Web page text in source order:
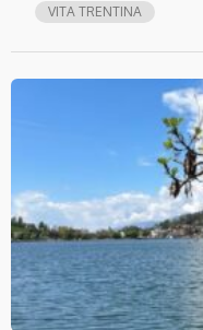
VITA TRENTINA